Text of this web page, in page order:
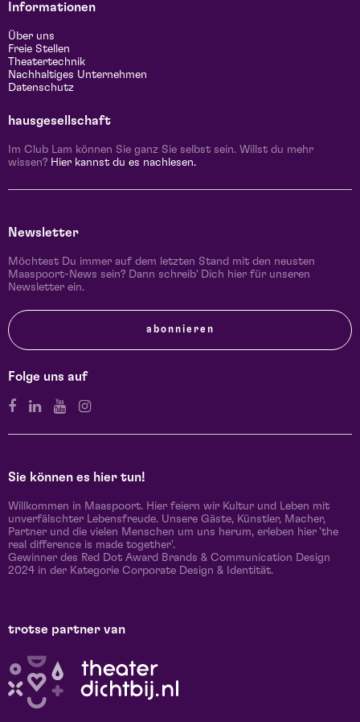
Informationen
Über uns
Freie Stellen
Theatertechnik
Nachhaltiges Unternehmen
Datenschutz
hausgesellschaft
Im Club Lam können Sie ganz Sie selbst sein. Willst du mehr
wissen? Hier kannst du es nachlesen.
Newsletter
Möchtest Du immer auf dem letzten Stand mit den neusten
Maaspoort-News sein? Dann schreib' Dich hier für unseren
Newsletter ein.
abonnieren
Folge uns auf
Sie können es hier tun!
Willkommen in Maaspoort. Hier feiern wir Kultur und Leben mit
unverfälschter Lebensfreude. Unsere Gäste, Künstler, Macher,
Partner und die vielen Menschen um uns herum, erleben hier 'the
real difference is made together'.
Gewinner des Red Dot Award Brands & Communication Design
2024 in der Kategorie Corporate Design & Identität.
trotse partner van